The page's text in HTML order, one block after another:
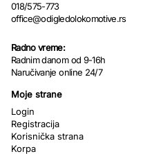
018/575-773
office@odigledolokomotive.rs
Radno vreme:
Radnim danom od 9-16h
Naručivanje online 24/7
Moje strane
Login
Registracija
Korisnička strana
Korpa